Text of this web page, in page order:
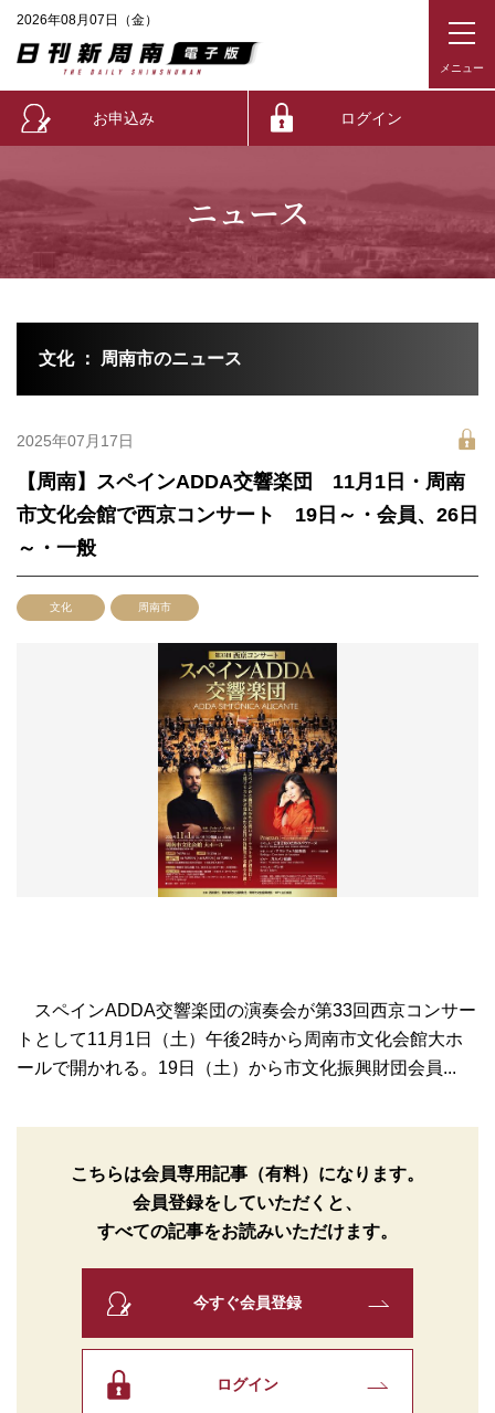
2026年08月07日（金）
お申込み ログイン
ニュース
文化 ： 周南市のニュース
2025年07月17日
【周南】スペインADDA交響楽団 11月1日・周南
市文化会館で西京コンサート 19日～・会員、26日
～・一般
文化 周南市
スペインADDA交響楽団の演奏会が第33回西京コンサー
トとして11月1日（土）午後2時から周南市文化会館大ホ
ールで開かれる。19日（土）から市文化振興財団会員...
こちらは会員専用記事（有料）になります。
会員登録をしていただくと、
すべての記事をお読みいただけます。
今すぐ会員登録
ログイン